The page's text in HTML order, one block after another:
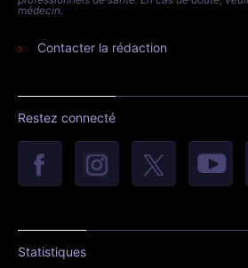
médecin.
Contacter la rédaction
Restez connecté
Statistiques